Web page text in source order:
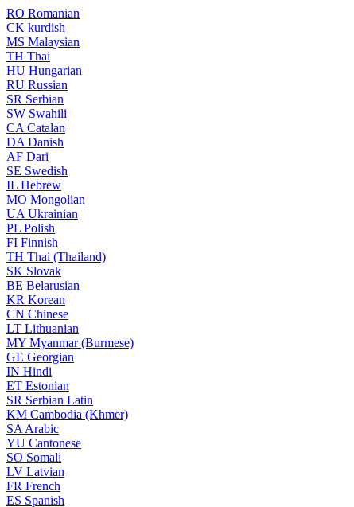
RO Romanian
CK kurdish
MS Malaysian
TH Thai
HU Hungarian
RU Russian
SR Serbian
SW Swahili
CA Catalan
DA Danish
AF Dari
SE Swedish
IL Hebrew
MO Mongolian
UA Ukrainian
PL Polish
FI Finnish
TH Thai (Thailand)
SK Slovak
BE Belarusian
KR Korean
CN Chinese
LT Lithuanian
MY Myanmar (Burmese)
GE Georgian
IN Hindi
ET Estonian
SR Serbian Latin
KM Cambodia (Khmer)
SA Arabic
YU Cantonese
SO Somali
LV Latvian
FR French
ES Spanish